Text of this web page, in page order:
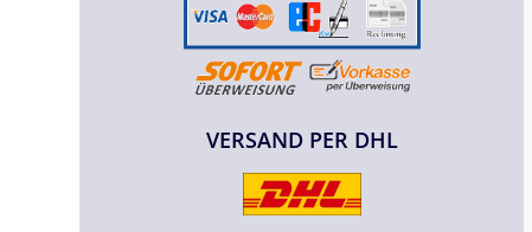
VERSAND PER DHL